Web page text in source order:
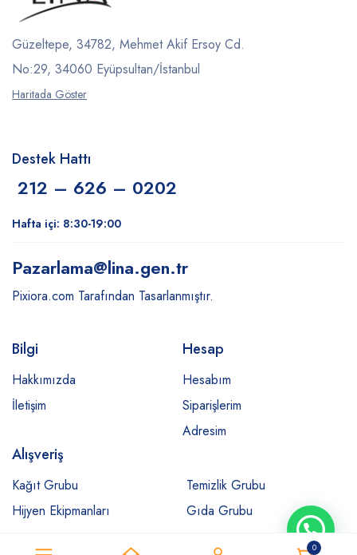
0
Güzeltepe, 34782, Mehmet Akif Ersoy Cd.
No:29, 34060 Eyüpsultan/İstanbul
Haritada Göster
Destek Hattı
212 – 626 – 0202
Hafta içi: 8:30-19:00
Pazarlama@lina.gen.tr
Pixiora.com Tarafından Tasarlanmıştır.
Bilgi
Hakkımızda
İletişim
Hesap
Hesabım
Siparişlerim
Adresim
Alışveriş
Kağıt Grubu
Temizlik Grubu
Hijyen Ekipmanları
Gıda Grubu